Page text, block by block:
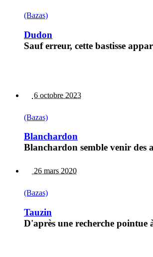
(Bazas)
Dudon
Sauf erreur, cette bastisse
6 octobre 2023
(Bazas)
Blanchardon
Blanchardon semble venir
26 mars 2020
(Bazas)
Tauzin
D'après une recherche pointue